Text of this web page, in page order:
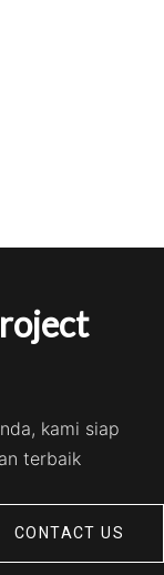
kami siap
terbaik
CONTACT US